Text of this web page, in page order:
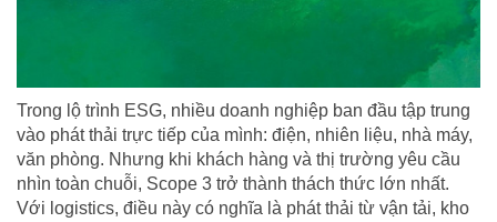
Trong lộ trình ESG, nhiều doanh nghiệp ban đầu tập trung
vào phát thải trực tiếp của mình: điện, nhiên liệu, nhà máy,
văn phòng. Nhưng khi khách hàng và thị trường yêu cầu
nhìn toàn chuỗi, Scope 3 trở thành thách thức lớn nhất.
Với logistics, điều này có nghĩa là phát thải từ vận tải, kho